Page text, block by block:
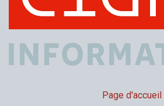
Page d'accueil